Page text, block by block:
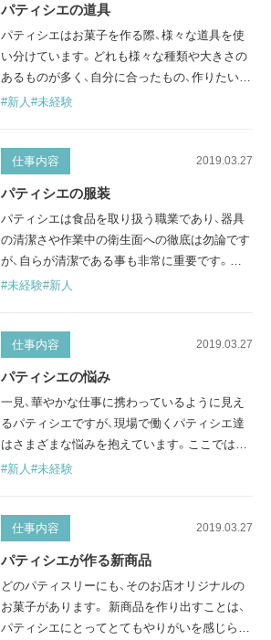
が男性です。お菓子作りの仕事なので、女性が
多い職場のイメージがあるかもし…
パティシエの道具
パティシエはお菓子を作る際、様々な道具を使
い分けています。どれも様々な種類や大きさの
あるものが多く、自分に合ったもの、作りたいお
菓子に適したものを選びます。パティシエなら
フ…果物や小さい(細かい)ものを切ったり、デコ
ナイフです。 ・波刃…刃がギザギザと凹凸して
おり、カットしやすくなって…
#新人 #未経験
仕事内容 2019.03.27
パティシエの服装
パティシエは食品を取り扱う職業であり、器具
の清潔さや作業中の衛生面への徹底は勿論です
が、自らが清潔である事も非常に重要です。服
装は勤務先によって若干の違いはありますが、
ついて紹介します。 コックコート(cook coat)
なコックコートですが、パティシエも同様のも
のを着用します。一見とてもシンプルな…
#未経験#新人
仕事内容 2019.03.27
パティシエの悩み
一見、華やかな仕事に携わっているように見え
るパティシエですが、現場で働くパティシエ達
はさまざまな悩みを抱えています。ここでは、
パティシエ達の悩みにふれていきます。 パティ
立ちっぱなしで仕事をしているので、膝や腰が
り、フルーツを飾ったりするときなど、前かがみ
な状態になりがちなので、猫背にな…
#新人 #未経験
仕事内容 2019.03.27
パティシエが作る新商品
どのパティスリーにも、そのお店オリジナルの
お菓子があります。 新商品を作り出すことは、
パティシエにとってとてもやりがいを感じられ